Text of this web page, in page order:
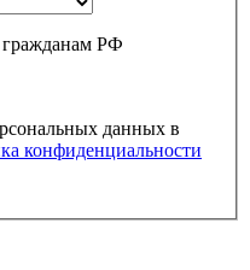
гражданам РФ
данных в
конфиденциальности